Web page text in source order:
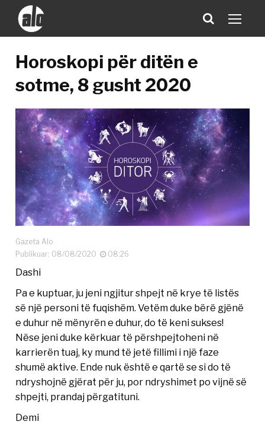
Horoskopi për ditën e
sotme, 8 gusht 2020
Gazeta Alo
Publikuar: 08/08/2020
08:26
Dashi
Pa e kuptuar, ju jeni ngjitur shpejt në krye të listës
së një personi të fuqishëm. Vetëm duke bërë gjënë
e duhur në mënyrën e duhur, do të keni sukses!
Nëse jeni duke kërkuar të përshpejtoheni në
karrierën tuaj, ky mund të jetë fillimi i një faze
shumë aktive. Ende nuk është e qartë se si do të
ndryshojnë gjërat për ju, por ndryshimet po vijnë së
shpejti, prandaj përgatituni.
Demi